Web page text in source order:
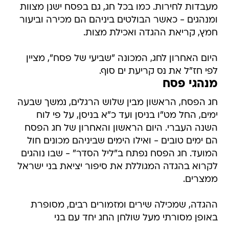
מעבדות לחירות. כמו בכל חג, גם בפסח ישנן מצוות
ומנהגים - כאשר הבולטים ביניהם הם מכירה וביעור
חמץ, קריאת ההגדה ואכילת מצות.
היום האחרון לחג, המכונה "שביעי של פסח", מציין
לפי חז"ל את נס קריעת ים סוף.
מנהגי פסח
חג הפסח, הראשון מבין שלוש הרגלים, נמשך שבעה
ימים, החל מט"ו בניסן ועד כ"א בניסן, על פי לוח
השנה העברי. היום הראשון והאחרון של חג הפסח
הם ימים טובים - ואילו הימים שביניהם מכונים חול
המועד. חג הפסח נפתח ב"ליל הסדר" - שבו נוהגים
לקרוא בהגדה המגוללת את סיפור יציאת בני ישראל
ממצרים.
ההגדה, שמכילה שירים ומזמורים רבים, מסופרת
באופן מסורתי מעל שולחן החג יחד עם בני